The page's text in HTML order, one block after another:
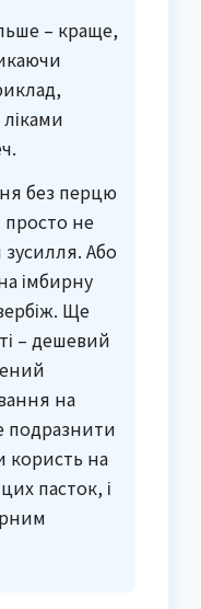
– краще,
ліками
без перцю
не
Або
імбирну
Ще
– дешевий
на
користь на
пасток, і